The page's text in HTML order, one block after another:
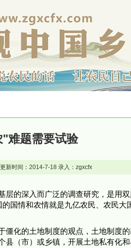
难题需要试验
新时间：2014-7-18 录入：zgxcfx
的深入而广泛的调查研究，是用
国情和农情就是九亿农民、农民大
化的土地制度的观点，土地制度
（市）或乡镇，开展土地私有化